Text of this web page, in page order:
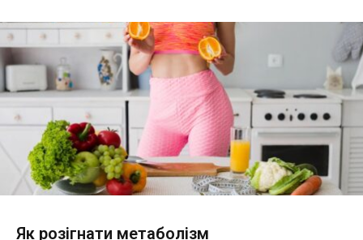
Як розігнати метаболізм